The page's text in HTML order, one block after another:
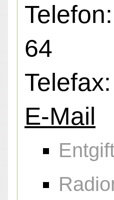
64
Telefax:
E-Mail